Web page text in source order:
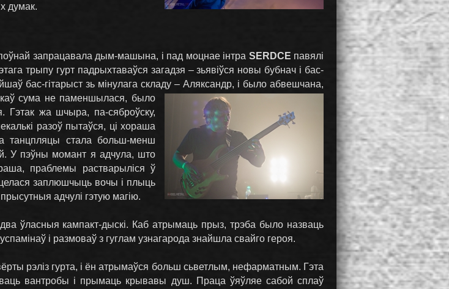
думак.
запрацавала дым-машына, і пад моцнае інтра SERDCE павялі
трыпу гурт падрыхтаваўся загадзя – зьявіўся новы бубнач і бас-
бас-гітарыст зь мінулага складу – Аляксандр, і было абвешчана,
сума не паменшылася, было
Гэтак жа шчыра, па-сяброўску,
разоў пытаўся, ці хораша
танцпляцы стала больш-менш
У пэўны момант я адчула, што
праблемы растварыліся ў
заплюшчыць вочы і плыць
адчулі гэтую магію.
два ўласныя кампакт-дыскі. Каб атрымаць прыз, трэба было назваць
і размоваў з гуглам узнагарода знайшла свайго героя.
рэліз гурта, і ён атрымаўся больш сьветлым, нефарматным. Гэта
вантробы і прымаць крывавы душ. Праца ўяўляе сабой сплаў